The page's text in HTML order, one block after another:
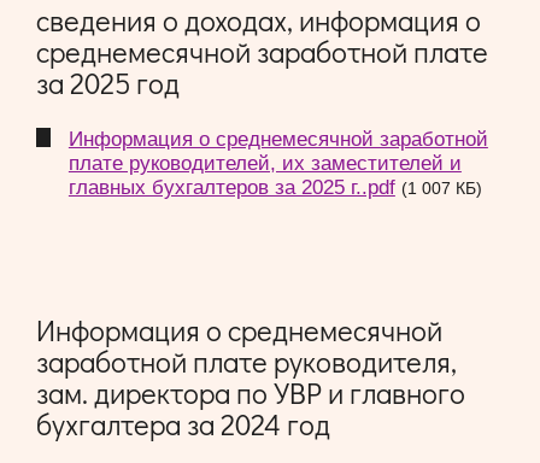
сведения о доходах, информация о
среднемесячной заработной плате
за 2025 год
Информация о среднемесячной заработной
плате руководителей, их заместителей и
главных бухгалтеров за 2025 г..pdf (1 007 КБ)
Информация о среднемесячной
заработной плате руководителя,
зам. директора по УВР и главного
бухгалтера за 2024 год